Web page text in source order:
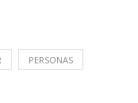
PERSONAS